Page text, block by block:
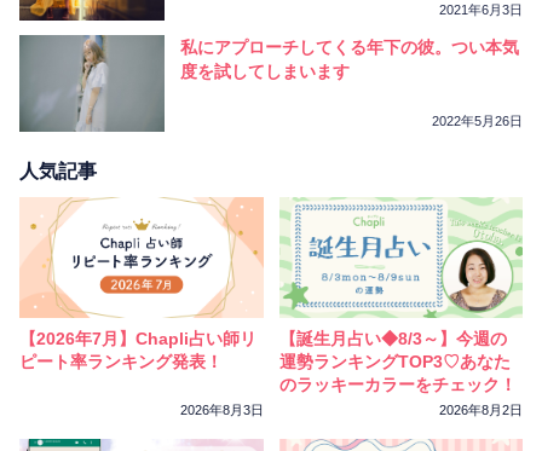
2021年6月3日
私にアプローチしてくる年下の彼。つい本気
度を試してしまいます
2022年5月26日
人気記事
【2026年7月】Chapli占い師リ
ピート率ランキング発表！
2026年8月3日
【誕生月占い◆8/3～】今週の
運勢ランキングTOP3♡あなた
のラッキーカラーをチェック！
2026年8月2日